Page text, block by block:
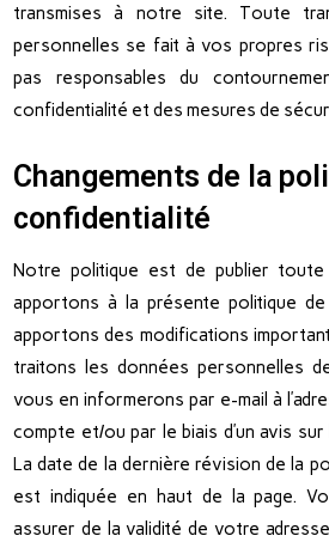
transmises à notre site. Toute
personnelles se fait à vos propres
pas responsables du
confidentialité et des mesures de
Changements de la
confidentialité
Notre politique est de publier toute
apportons à la présente politique
apportons des modifications
traitons les données personnelles
vous en informerons par e-mail à
compte et/ou par le biais d’un avis sur
La date de la dernière révision de la
est indiquée en haut de la page.
assurer de la validité de votre